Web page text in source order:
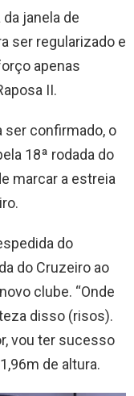
janela de
ser regularizado e
apenas
II.
ser confirmado, o
18ª rodada do
marcar a estreia
do
do Cruzeiro ao
clube. “Onde
disso (risos).
vou ter sucesso
de altura.